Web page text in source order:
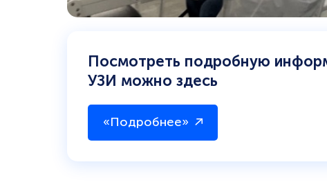
Посмотреть подробную
УЗИ можно здесь
«Подробнее»